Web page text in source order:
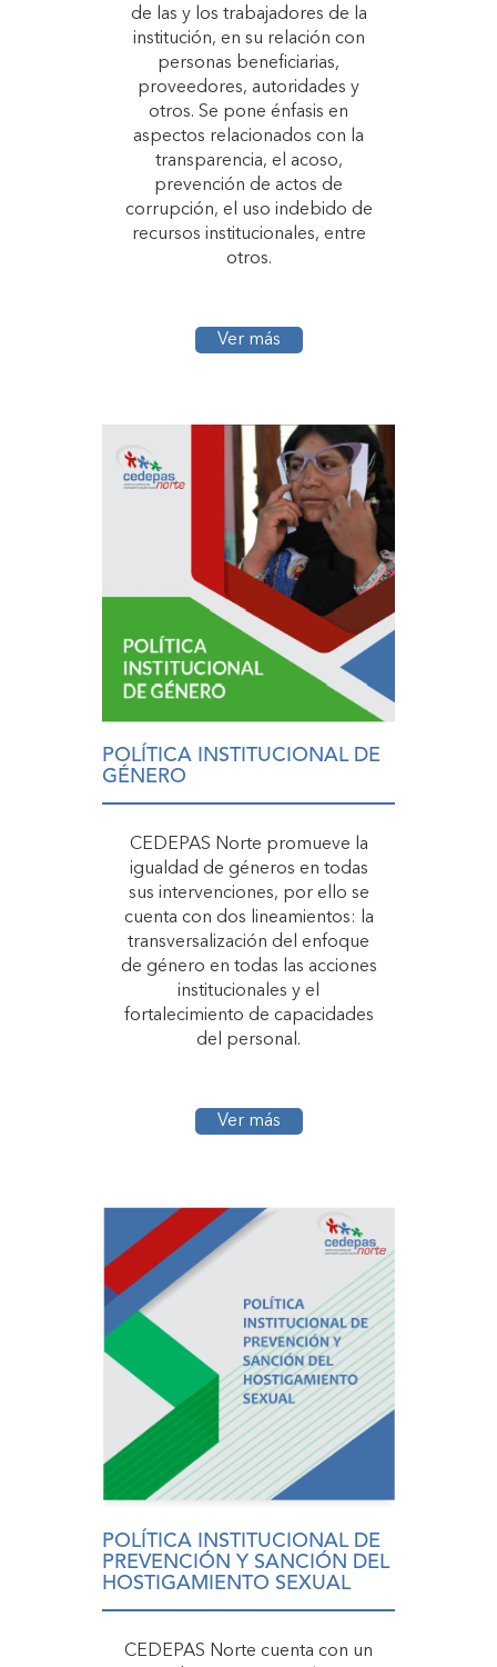
de las y los trabajadores de la
institución, en su relación con
personas beneficiarias,
proveedores, autoridades y
otros. Se pone énfasis en
aspectos relacionados con la
transparencia, el acoso,
prevención de actos de
corrupción, el uso indebido de
recursos institucionales, entre
otros.
Ver más
POLÍTICA INSTITUCIONAL DE
GÉNERO
CEDEPAS Norte promueve la
igualdad de géneros en todas
sus intervenciones, por ello se
cuenta con dos lineamientos: la
transversalización del enfoque
de género en todas las acciones
institucionales y el
fortalecimiento de capacidades
del personal.
Ver más
POLÍTICA INSTITUCIONAL DE
PREVENCIÓN Y SANCIÓN DEL
HOSTIGAMIENTO SEXUAL
CEDEPAS Norte cuenta con un